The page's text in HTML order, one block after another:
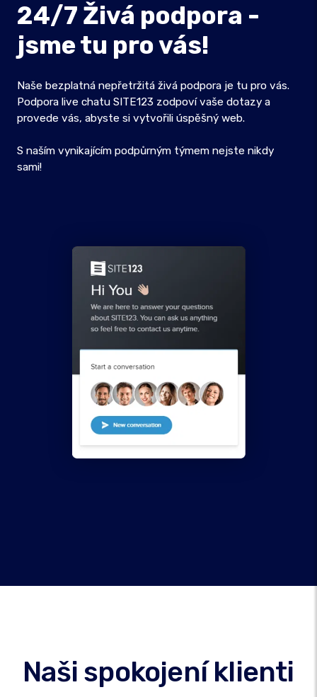
24/7 Živá podpora -
jsme tu pro vás!
Naše bezplatná nepřetržitá živá podpora je tu pro vás.
Podpora live chatu SITE123 zodpoví vaše dotazy a
provede vás, abyste si vytvořili úspěšný web.
S naším vynikajícím podpůrným týmem nejste nikdy
sami!
Naši spokojení klienti